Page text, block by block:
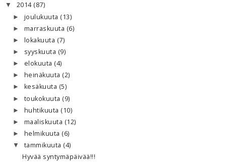
▼ 2014 (87)
► joulukuuta (13)
► marraskuuta (6)
► lokakuuta (7)
► syyskuuta (9)
► elokuuta (4)
► heinäkuuta (2)
► kesäkuuta (5)
► toukokuuta (9)
► huhtikuuta (10)
► maaliskuuta (12)
► helmikuuta (6)
▼ tammikuuta (4)
Hyvää syntymäpäivää!!!